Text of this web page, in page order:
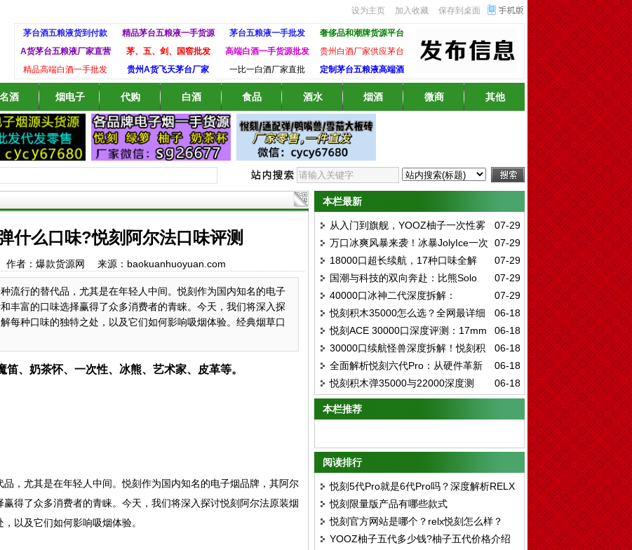
设为主页 加入收藏 保存到桌面
茅台酒五粮液货到付款 精品茅台五粮液一手货源 茅台五粮液一手批发
奢侈品和潮牌货源平台
A货茅台五粮液厂家直营
茅、五、剑、国窖批发 高端白酒一手货源批发
贵州白酒厂家供应茅台
精品高端白酒一手批发
贵州A货飞天茅台厂家 一比一白酒厂家直批 定制茅台五粮液高端酒
名酒 烟电子 代购 白酒 食品 酒水 烟酒 微商 其他
什么口味?悦刻阿尔法口味评测
者：爆款货源网 来源：baokuanhuoyuan.com
流行的替代品，尤其是在年轻人中间。悦刻作为国内知名的电子
丰富的口味选择赢得了众多消费者的青睐。今天，我们将深入探
每种口味的独特之处，以及它们如何影响吸烟体验。经典烟草口
、奶茶怀、一次性、冰熊、艺术家、皮革等。
，尤其是在年轻人中间。悦刻作为国内知名的电子烟品牌，其阿尔
得了众多消费者的青睐。今天，我们将深入探讨悦刻阿尔法原装烟
以及它们如何影响吸烟体验。
本栏最新
07-29
从入门到旗舰，YOOZ柚子一次性雾
化全系深度解析：哪一款才是你的心头好？
07-29
万口冰爽风暴来袭！冰暴JolyIce一次
性12000口深度评测：陶瓷芯13W大功率，
12种口味实测全解析
07-29
18000口超长续航，17种口味全解
析：高维GOWIF一次性雾化深度测评与口味
推荐指南
07-29
国潮与科技的双向奔赴：比熊Solo
15000一次性雾化深度评测
07-29
40000口冰神二代深度拆解：
ELFBAR ICE KING全口味实测与五档调冰
技术真相
06-18
悦刻积木35000怎么选？全网最详细
选购指南：口味、技术、评测一次看懂06-18
悦刻ACE 30000口深度评测：17mm
超薄机身+智能屏，大容量一次性电子烟的
终极形态
06-18
30000口续航怪兽深度拆解！悦刻积
木三代套装，凭什么定义一次性电子烟新标
杆？
06-18
全面解析悦刻六代Pro：从硬件革新
到口感进化的深度体验指南
06-18
悦刻积木弹35000与22000深度测
评：超大续航时代的终极选择
本栏推荐
阅读排行
悦刻5代Pro就是6代Pro吗？深度解析RELX
产品线差异
悦刻限量版产品有哪些款式
悦刻官方网站是哪个？relx悦刻怎么样？
YOOZ柚子五代多少钱?柚子五代价格介绍